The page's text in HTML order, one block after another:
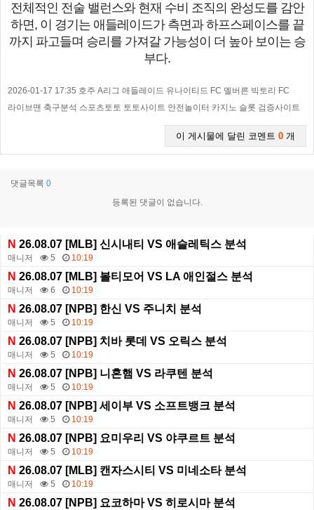
전체적인 전술 밸런스와 현재 수비 조직의 완성도를 감안
하면, 이 경기는 애들레이드가 측면과 하프스페이스를 끝
까지 파고들며 승리를 가져갈 가능성이 더 높아 보이는 승
부다.
2026-01-17 17:35 호주 A리그 애들레이드 유나이티드 FC 멜버른 빅토리 FC
라이브맨 축구분석 스포츠토토 토토사이트 안전놀이터 카지노 슬롯 검증사이트
이 게시물에 달린 코멘트 0 개
댓글목록 0
등록된 댓글이 없습니다.
N 26.08.07 [MLB] 신시내티 VS 애슬레틱스 분석
매니저 5 10:19
N 26.08.07 [MLB] 볼티모어 VS LA 애인절스 분석
매니저 6 10:19
N 26.08.07 [NPB] 한신 VS 주니치 분석
매니저 5 10:19
N 26.08.07 [NPB] 치바 롯데 VS 오릭스 분석
매니저 5 10:19
N 26.08.07 [NPB] 니혼햄 VS 라쿠텐 분석
매니저 5 10:19
N 26.08.07 [NPB] 세이부 VS 소프트뱅크 분석
매니저 5 10:19
N 26.08.07 [NPB] 요미우리 VS 야쿠르트 분석
매니저 5 10:19
N 26.08.07 [MLB] 캔자스시티 VS 미네소타 분석
매니저 5 10:19
N 26.08.07 [NPB] 요코하마 VS 히로시마 분석